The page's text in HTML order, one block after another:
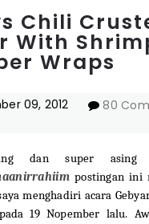
Chili
With
Wraps
09, 2012 80
dan super asing
postingan ini
menghadiri acara
19 Nopember lalu.